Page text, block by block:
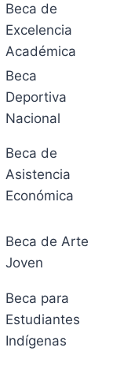
Beca de
Excelencia
Académica
Beca
Deportiva
Nacional
Beca de
Asistencia
Económica
Beca de Arte
Joven
Beca para
Estudiantes
Indígenas